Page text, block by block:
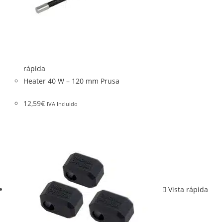
rápida
Heater 40 W – 120 mm Prusa
12,59€ IVA Incluido
Vista rápida